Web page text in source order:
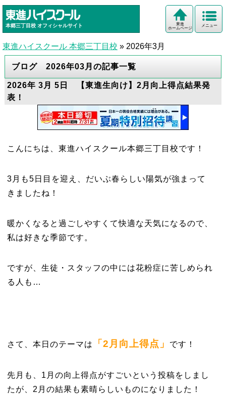
本郷三丁目校 オフィシャルサイト メニュー
東進
ホームページ
東進ハイスクール 本郷三丁目校 » 2026年3月
ブログ 2026年03月の記事一覧
2026年 3月 5日 【東進生向け】2月向上得点結果発
表！
こんにちは、東進ハイスクール本郷三丁目校です！
3月も5日目を迎え、だいぶ春らしい陽気が強まって
きましたね！
暖かくなると過ごしやすくて快適な天気になるので、
私は好きな季節です。
ですが、生徒・スタッフの中には花粉症に苦しめられ
る人も…
さて、本日のテーマは 「2月向上得点」 です！
先月も、1月の向上得点がすごいという投稿をしまし
たが、2月の結果も素晴らしいものになりました！